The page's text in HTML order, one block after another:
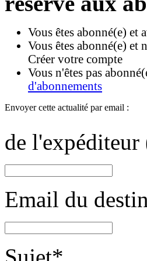
Vous êtes abonné(e) et
Vous êtes abonné(e) et
Créer votre compte
Vous n'êtes pas
d'abonnements
Envoyer cette actualité par email :
de l'expéditeur
Email du